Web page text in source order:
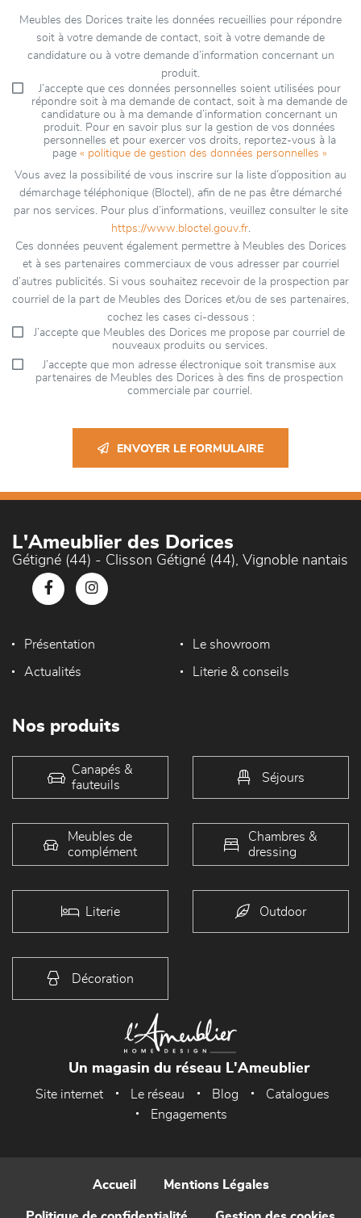
Meubles des Dorices traite les données recueillies pour répondre
soit à votre demande de contact, soit à votre demande de
candidature ou à votre demande d’information concernant un
produit.
J’accepte que ces données personnelles soient utilisées pour
répondre soit à ma demande de contact, soit à ma demande de
candidature ou à ma demande d’information concernant un
produit. Pour en savoir plus sur la gestion de vos données
personnelles et pour exercer vos droits, reportez-vous à la
page « politique de gestion des données personnelles »
Vous avez la possibilité de vous inscrire sur la liste d’opposition au
démarchage téléphonique (Bloctel), afin de ne pas être démarché
par nos services. Pour plus d’informations, veuillez consulter le site
https://www.bloctel.gouv.fr.
Ces données peuvent également permettre à Meubles des Dorices
et à ses partenaires commerciaux de vous adresser par courriel
d’autres publicités. Si vous souhaitez recevoir de la prospection par
courriel de la part de Meubles des Dorices et/ou de ses partenaires,
cochez les cases ci-dessous :
J’accepte que Meubles des Dorices me propose par courriel de
nouveaux produits ou services.
J’accepte que mon adresse électronique soit transmise aux
partenaires de Meubles des Dorices à des fins de prospection
commerciale par courriel.
ENVOYER LE FORMULAIRE
L'Ameublier des Dorices
Gétigné (44) - Clisson Gétigné (44), Vignoble nantais
Présentation Le showroom
Actualités Literie & conseils
Nos produits
Canapés &
fauteuils
Séjours
Meubles de
complément
Chambres &
dressing
Literie Outdoor
Décoration
Un magasin du réseau L'Ameublier
Site internet Le réseau Blog
Catalogues
Engagements
Accueil Mentions Légales